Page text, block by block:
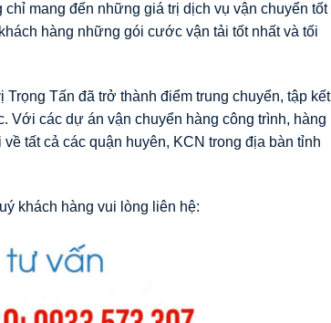
mang đến những giá trị dịch vụ vận chuyển tốt
hàng những gói cước vận tải tốt nhất và tối
Tấn đã trở thành điểm trung chuyển, tập kết
Với các dự án vận chuyển hàng công trình, hàng
tất cả các quận huyên, KCN trong địa bàn tỉnh
khách hàng vui lòng liên hệ: